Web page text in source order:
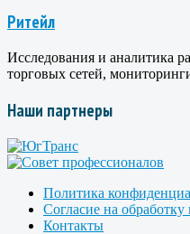
Ритейл
Исследования и аналитика
торговых сетей,
Наши партнеры
Политика
Согласие на
Контакты